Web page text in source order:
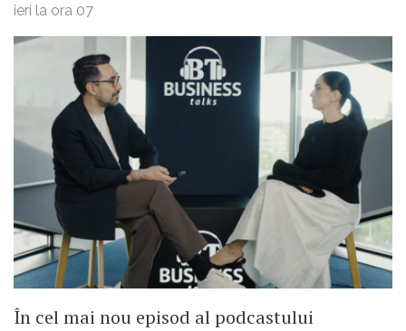
ieri la ora 07
În cel mai nou episod al podcastului